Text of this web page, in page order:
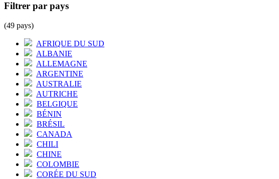
Filtrer par pays
(49 pays)
AFRIQUE DU SUD
ALBANIE
ALLEMAGNE
ARGENTINE
AUSTRALIE
AUTRICHE
BELGIQUE
BÉNIN
BRÉSIL
CANADA
CHILI
CHINE
COLOMBIE
CORÉE DU SUD